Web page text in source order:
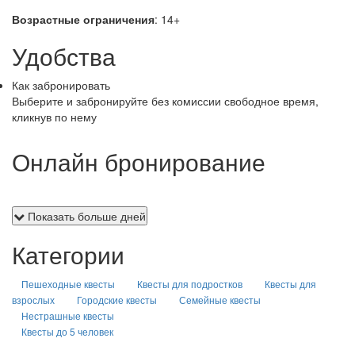
Возрастные ограничения: 14+
Удобства
Как забронировать
Выберите и забронируйте без комиссии свободное время,
кликнув по нему
Онлайн бронирование
Показать больше дней
Категории
Пешеходные квесты Квесты для подростков
Квесты для
взрослых
Городские квесты
Семейные квесты
Нестрашные квесты
Квесты до 5 человек